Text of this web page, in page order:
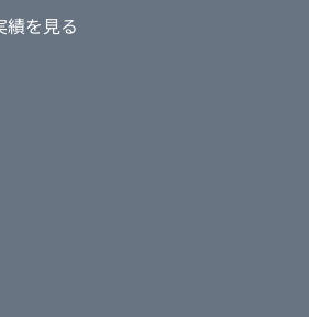
績を見る